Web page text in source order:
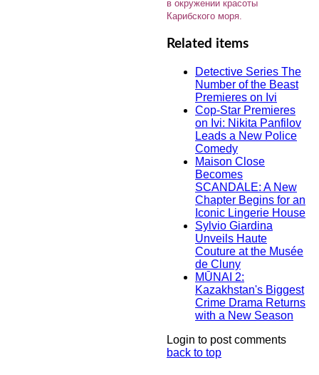
в окружении красоты
Карибского моря.
Related items
Detective Series The
Number of the Beast
Premieres on Ivi
Cop-Star Premieres
on Ivi: Nikita Panfilov
Leads a New Police
Comedy
Maison Close
Becomes
SCANDALE: A New
Chapter Begins for an
Iconic Lingerie House
Sylvio Giardina
Unveils Haute
Couture at the Musée
de Cluny
MŪNAI 2:
Kazakhstan's Biggest
Crime Drama Returns
with a New Season
Login to post comments
back to top